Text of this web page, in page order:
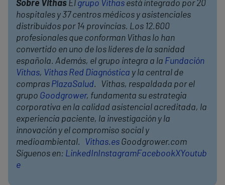
Sobre Vithas El grupo Vithas está integrado por 20
hospitales y 37 centros médicos y asistenciales
distribuidos por 14 provincias. Los 12.600
profesionales que conforman Vithas lo han
convertido en uno de los líderes de la sanidad
española. Además, el grupo integra a la Fundación
Vithas, Vithas Red Diagnóstica y la central de
compras PlazaSalud. Vithas, respaldada por el
grupo Goodgrower, fundamenta su estrategia
corporativa en la calidad asistencial acreditada, la
experiencia paciente, la investigación y la
innovación y el compromiso social y
medioambiental.
Vithas.es Goodgrower.com
Síguenos en: LinkedInInstagramFacebookXYoutub
e